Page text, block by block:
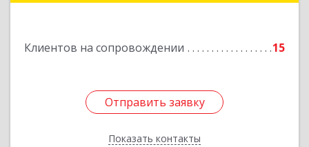
Клиентов на сопровождении 15
Отправить заявку
Показать контакты
Отправить заявку
Назад